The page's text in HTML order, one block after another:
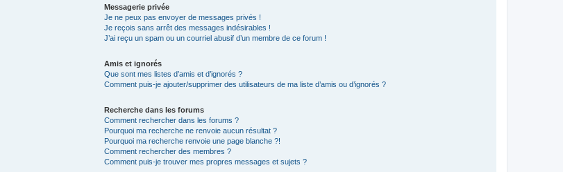
Messagerie privée
Je ne peux pas envoyer de messages privés !
Je reçois sans arrêt des messages indésirables !
J’ai reçu un spam ou un courriel abusif d’un membre de ce forum !
Amis et ignorés
Que sont mes listes d’amis et d’ignorés ?
Comment puis-je ajouter/supprimer des utilisateurs de ma liste d’amis ou d’ignorés ?
Recherche dans les forums
Comment rechercher dans les forums ?
Pourquoi ma recherche ne renvoie aucun résultat ?
Pourquoi ma recherche renvoie une page blanche ?!
Comment rechercher des membres ?
Comment puis-je trouver mes propres messages et sujets ?